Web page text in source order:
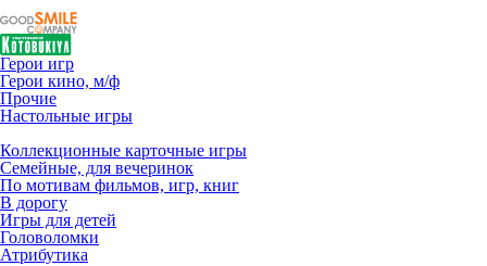
Герои игр
Герои кино, м/ф
Прочие
Настольные игры
Коллекционные карточные игры
Семейные, для вечеринок
По мотивам фильмов, игр, книг
В дорогу
Игры для детей
Головоломки
Атрибутика